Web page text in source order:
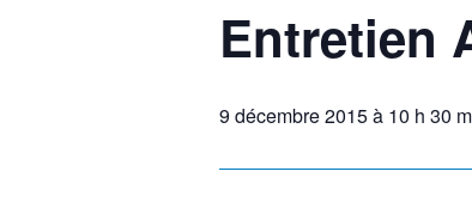
Entretien
9 décembre 2015 à 10 h 30